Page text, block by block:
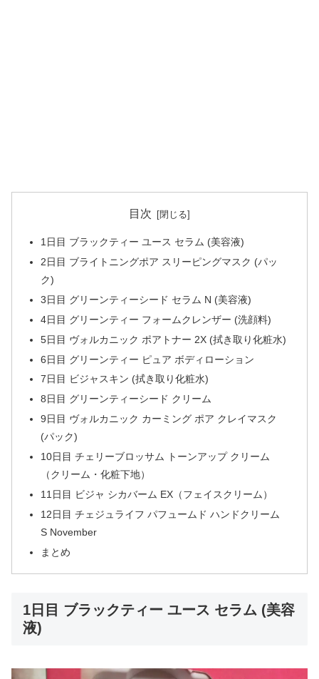
目次
1日目 ブラックティー ユース セラム (美容液)
2日目 ブライトニングポア スリーピングマスク (パッ
ク)
3日目 グリーンティーシード セラム N (美容液)
4日目 グリーンティー フォームクレンザー (洗顔料)
5日目 ヴォルカニック ポアトナー 2X (拭き取り化粧水)
6日目 グリーンティー ピュア ボディローション
7日目 ビジャスキン (拭き取り化粧水)
8日目 グリーンティーシード クリーム
9日目 ヴォルカニック カーミング ポア クレイマスク
(パック)
10日目 チェリーブロッサム トーンアップ クリーム
（クリーム・化粧下地）
11日目 ビジャ シカバーム EX（フェイスクリーム）
12日目 チェジュライフ パフュームド ハンドクリーム
S November
まとめ
1日目 ブラックティー ユース セラム (美容
液)